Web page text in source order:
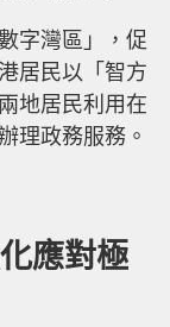
字灣區」，促
居民以「智方
地居民利用在
理政務服務。
應對極